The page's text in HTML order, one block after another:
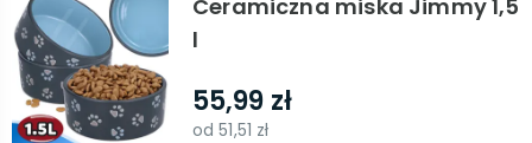
Ceramiczna miska Jimmy 1,5
l
55,99 zł
od51,51 zł